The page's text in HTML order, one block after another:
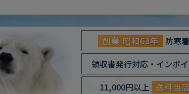
創業 昭和63年
防寒
領収書発行対応・インボ
11,000円以上 送料当